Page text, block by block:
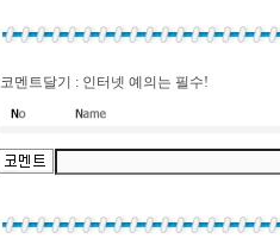
코멘트달기 : 인터넷 예의는 필수!